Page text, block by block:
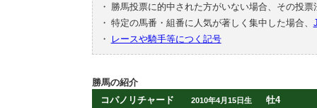
・
勝馬投票に的中された方がいない場合、その投
・ 特定の馬番・組番に人気が著しく集中した場合、
・
レースや騎手等につく記号
勝馬の紹介
コパノリチャード
2010年4月15日生 牡4